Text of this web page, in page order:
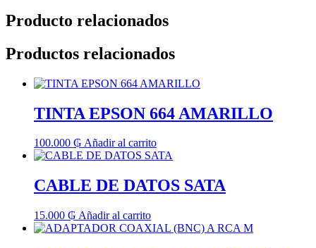
Producto relacionados
Productos relacionados
TINTA EPSON 664 AMARILLO
100.000 ₲ Añadir al carrito
CABLE DE DATOS SATA
15.000 ₲ Añadir al carrito